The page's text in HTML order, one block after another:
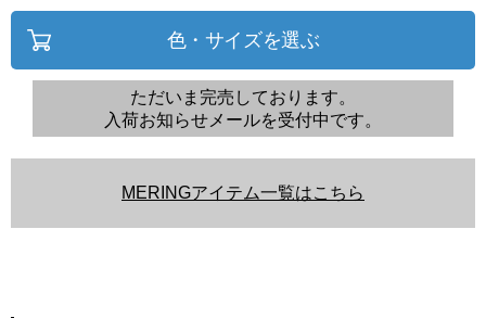
色・サイズを選ぶ
ただいま完売しております。
入荷お知らせメールを受付中です。
MERINGアイテム一覧はこちら